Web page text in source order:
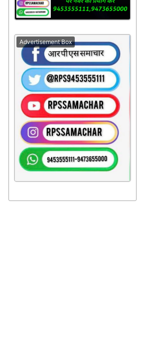
Advertisement Box